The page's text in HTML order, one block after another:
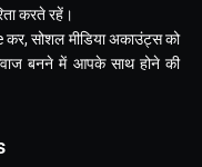
करते रहें।
सोशल मीडिया अकाउंट्स को
बनने में आपके साथ होने की